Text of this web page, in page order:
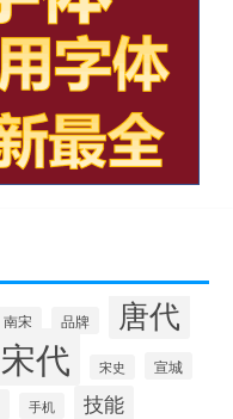
南宋 品牌 唐代
宋代 宋史 宣城
手机 技能